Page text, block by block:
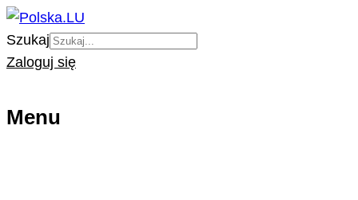
Szukaj
Zaloguj się
Menu